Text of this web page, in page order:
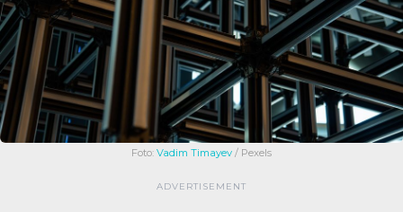
Foto: Vadim Timayev / Pexels